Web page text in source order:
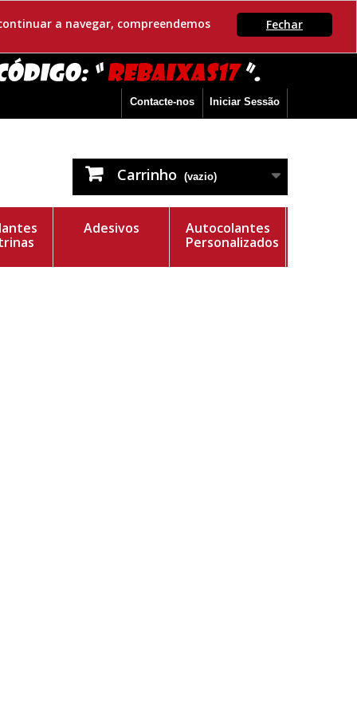
Fechar
a navegar, compreendemos
Iniciar Sessão
Contacte-nos
Carrinho (vazio)
Adesivos
Autocolantes
Personalizados
Fundo